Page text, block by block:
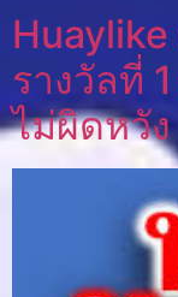
รางวัลที่
ไม่ผิดหวัง